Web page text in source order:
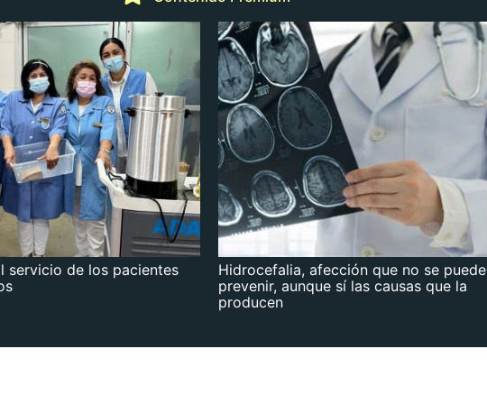
servicio de los pacientes
Hidrocefalia, afección que no se puede
prevenir, aunque sí las causas que la
producen